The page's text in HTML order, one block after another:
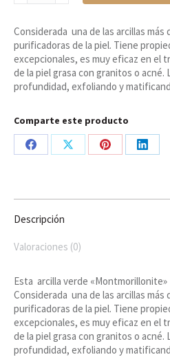
para
Lavándula
cantidad
Considerada una de las arcillas
purificadoras de la piel. Tiene
excepcionales, es muy eficaz en el
de la piel grasa con granitos o acné.
profundidad, exfoliando y
Comparte este producto
Share
Share
Share
Share
Descripción
Valoraciones (0)
Esta arcilla verde
Considerada una de las arcillas
purificadoras de la piel. Tiene
excepcionales, es muy eficaz en el
de la piel grasa con granitos o acné.
profundidad, exfoliando y